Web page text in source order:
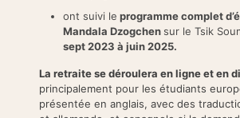
ont suivi le programme complet
Mandala Dzogchensur le Tsik
sept 2023 à juin 2025.
La retraite se déroulera en ligne et en
principalement pour les étudiants
présentée en anglais, avec des